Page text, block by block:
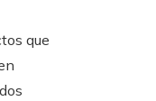
que